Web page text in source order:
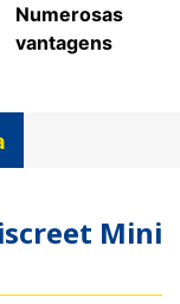
Numerosas
vantagens
Mini